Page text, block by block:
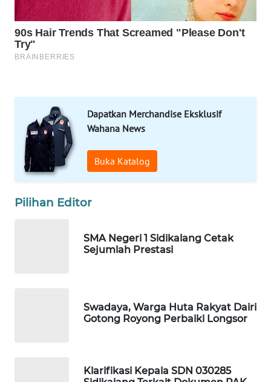
Dapatkan Merchandise Eksklusif
Wahana News
Buka Katalog
Pilihan Editor
SMA Negeri 1 Sidikalang Cetak
Sejumlah Prestasi
Swadaya, Warga Huta Rakyat Dairi
Gotong Royong Perbaiki Longsor
Klarifikasi Kepala SDN 030285
WAHANANEWS
ID
WAHANANEWS
NET
WAHANA
SPORT
UMKM